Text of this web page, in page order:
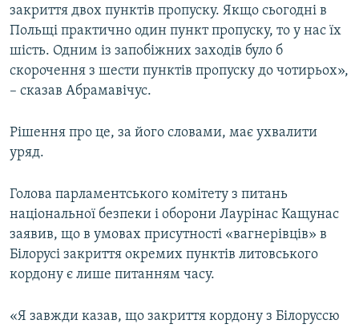
закриття двох пунктів пропуску. Якщо сьогодні в
Польщі практично один пункт пропуску, то у нас їх
шість. Одним із запобіжних заходів було б
скорочення з шести пунктів пропуску до чотирьох»,
– сказав Абрамавічус.
Рішення про це, за його словами, має ухвалити
уряд.
Голова парламентського комітету з питань
національної безпеки і оборони Лаурінас Кащунас
заявив, що в умовах присутності «вагнерівців» в
Білорусі закриття окремих пунктів литовського
кордону є лише питанням часу.
«Я завжди казав, що закриття кордону з Білоруссю